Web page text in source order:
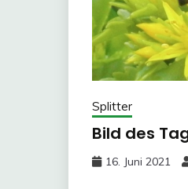
Splitter
Bild des
16. Juni 2021